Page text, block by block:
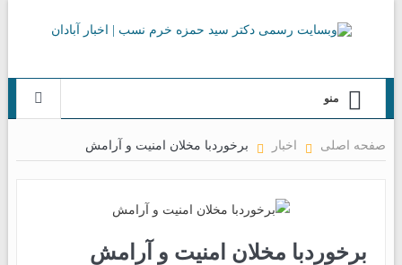
منو
صفحه اصلی اخبار برخوردبا مخلان امنیت و آرامش
برخوردبا مخلان امنیت و آرامش